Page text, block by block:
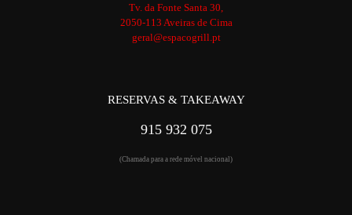
Tv. da Fonte Santa 30,
2050-113 Aveiras de Cima
geral@espacogrill.pt
RESERVAS & TAKEAWAY
915 932 075
(Chamada para a rede móvel nacional)